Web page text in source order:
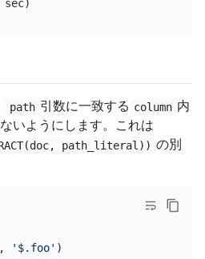
path 引数に一致する column 内
いようにします。これは
path_literal)) の別
'$.foo' )